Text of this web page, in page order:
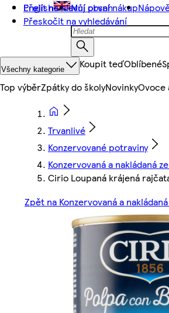
Přejít na hlavní obsah
Přeskočit na vyhledávání
English Můj první nákup
Všechny kategorie Koupit teďOblíbené
Top výběrZpátky do školyNovinkyOvoce
Trvanlivé
Konzervované potraviny
Konzervovaná a nakládaná
Cirio Loupaná krájená
Zpět na Konzervovaná a